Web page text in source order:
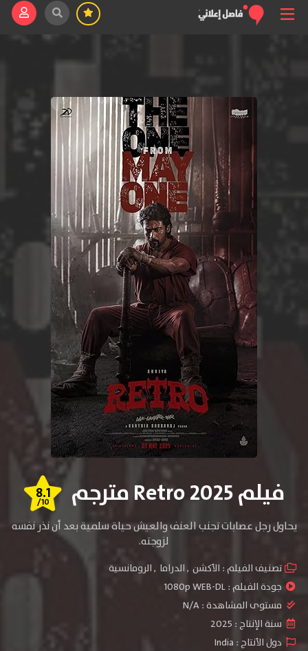
فيلم Retro 2025 مترجم 8.1
/10
يحاول رجل عصابات تجنب العنف والعيش حياة سلمية بعد أن نذر نفسه
لزوجته.
تصنيف الفيلم : الأكشن ,الدراما ,الرومانسية
جودة الفيلم :1080p WEB-DL
مستوى المشاهدة :N/A
سنة الإنتاج : 2025
دول الأنتاج : India